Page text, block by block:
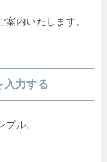
内いたします。
入力する
ル。